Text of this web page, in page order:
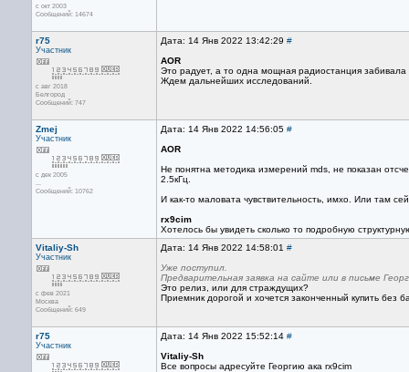
с окт 2003
Сообщений: 14674
r75
Участник
с авг 2018
Белгород
Сообщений: 747
Дата: 14 Янв 2022 13:42:29 #
AOR
Это радует, а то одна мощная радиостанция забивала
Ждем дальнейших исследований.
Zmej
Участник
с дек 2005
...
Сообщений: 10762
Дата: 14 Янв 2022 14:56:05 #
AOR
Не понятна методика измерений mds, не показан
2.5кГц.
И как-то маловата чувствительность, имхо. Или там
rx9cim
Хотелось бы увидеть сколько то подробную
Vitaliy-Sh
Участник
с фев 2021
Москва
Сообщений: 649
Дата: 14 Янв 2022 14:58:01 #
Уже поступил.
Предварительная заявка на сайте или в письме
Это релиз, или для страждущих?
Приемник дорогой и хочется законченный купить без
r75
Участник
Дата: 14 Янв 2022 15:52:14 #
Vitaliy-Sh
Все вопросы адресуйте Георгию ака rx9cim